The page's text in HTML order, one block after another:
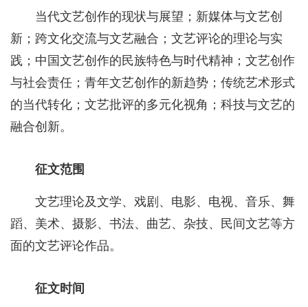
当代文艺创作的现状与展望；新媒体与文艺创
新；跨文化交流与文艺融合；文艺评论的理论与实
践；中国文艺创作的民族特色与时代精神；文艺创作
与社会责任；青年文艺创作的新趋势；传统艺术形式
的当代转化；文艺批评的多元化视角；科技与文艺的
融合创新。
征文范围
文艺理论及文学、戏剧、电影、电视、音乐、舞
蹈、美术、摄影、书法、曲艺、杂技、民间文艺等方
面的文艺评论作品。
征文时间